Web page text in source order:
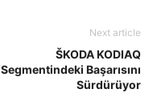
Next article
ŠKODA KODIAQ
Segmentindeki Başarısını
Sürdürüyor